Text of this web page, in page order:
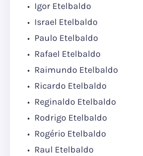
Igor Etelbaldo
Israel Etelbaldo
Paulo Etelbaldo
Rafael Etelbaldo
Raimundo Etelbaldo
Ricardo Etelbaldo
Reginaldo Etelbaldo
Rodrigo Etelbaldo
Rogério Etelbaldo
Raul Etelbaldo